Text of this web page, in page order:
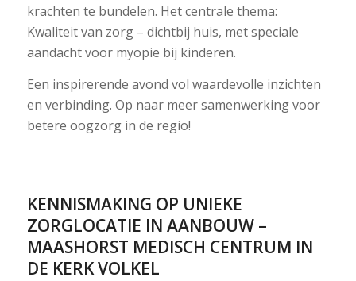
krachten te bundelen. Het centrale thema:
Kwaliteit van zorg – dichtbij huis, met speciale
aandacht voor myopie bij kinderen.
Een inspirerende avond vol waardevolle inzichten
en verbinding. Op naar meer samenwerking voor
betere oogzorg in de regio!
KENNISMAKING OP UNIEKE
ZORGLOCATIE IN AANBOUW –
MAASHORST MEDISCH CENTRUM IN
DE KERK VOLKEL